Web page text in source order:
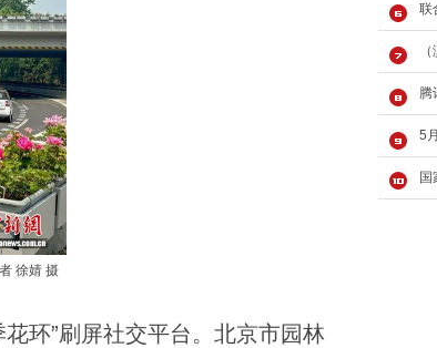
徐婧 摄
环”刷屏社交平台。北京市园林
联
腾
5
国